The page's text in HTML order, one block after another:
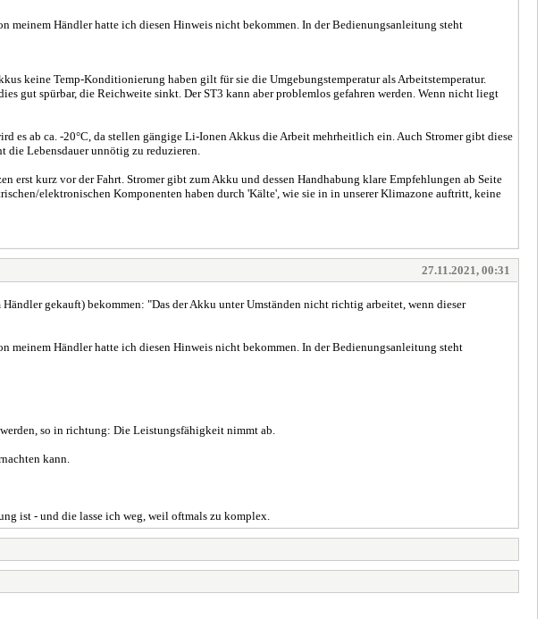
meinem Händler hatte ich diesen Hinweis nicht bekommen. In der Bedienungsanleitung steht
keine Temp-Konditionierung haben gilt für sie die Umgebungstemperatur als Arbeitstemperatur.
gut spürbar, die Reichweite sinkt. Der ST3 kann aber problemlos gefahren werden. Wenn nicht liegt
es ab ca. -20°C, da stellen gängige Li-Ionen Akkus die Arbeit mehrheitlich ein. Auch Stromer gibt diese
Lebensdauer unnötig zu reduzieren.
erst kurz vor der Fahrt. Stromer gibt zum Akku und dessen Handhabung klare Empfehlungen ab Seite
elektronischen Komponenten haben durch 'Kälte', wie sie in in unserer Klimazone auftritt, keine
27.11.2021, 00:31
gekauft) bekommen: "Das der Akku unter Umständen nicht richtig arbeitet, wenn dieser
meinem Händler hatte ich diesen Hinweis nicht bekommen. In der Bedienungsanleitung steht
so in richtung: Die Leistungsfähigkeit nimmt ab.
kann.
ist - und die lasse ich weg, weil oftmals zu komplex.